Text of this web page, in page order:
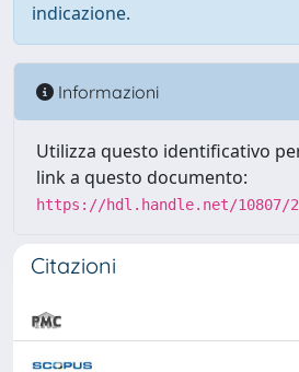
indicazione.
Informazioni
Utilizza questo identificativo
link a questo documento:
https://hdl.handle.net/10807/
Citazioni